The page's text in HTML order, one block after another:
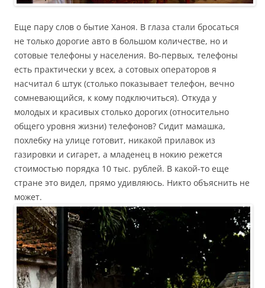
Еще пару слов о бытие Ханоя. В глаза стали бросаться
не только дорогие авто в большом количестве, но и
сотовые телефоны у населения. Во-первых, телефоны
есть практически у всех, а сотовых операторов я
насчитал 6 штук (столько показывает телефон, вечно
сомневающийся, к кому подключиться). Откуда у
молодых и красивых столько дорогих (относительно
общего уровня жизни) телефонов? Сидит мамашка,
похлебку на улице готовит, никакой прилавок из
газировки и сигарет, а младенец в нокию режется
стоимостью порядка 10 тыс. рублей. В какой-то еще
стране это видел, прямо удивляюсь. Никто объяснить не
может.